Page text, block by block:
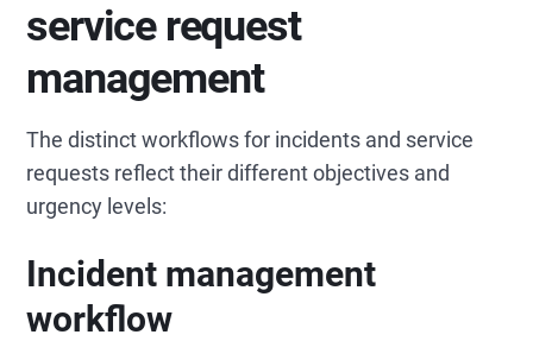
service request
management
The distinct workflows for incidents and service
requests reflect their different objectives and
urgency levels:
Incident management
workflow